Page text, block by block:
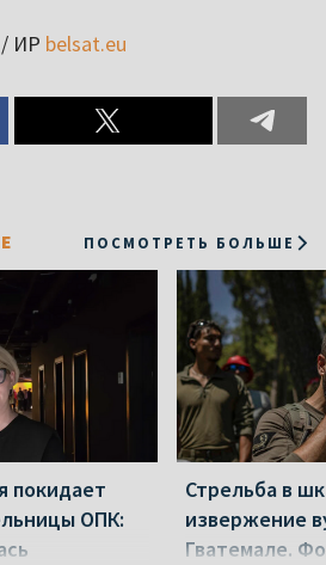
ИР belsat.eu
ПОСМОТРЕТЬ БОЛЬШЕ
покидает
ОПК:
Стрельба в
извержение
Гватемале.